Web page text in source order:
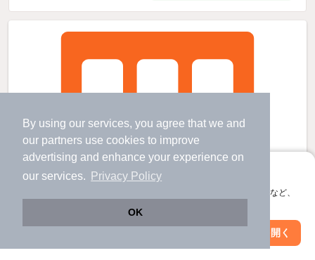
By using our services, you agree that we and
our partners use cookies to improve
advertising and enhance your experience on
our services.
Privacy Policy
OK
アプリに切り替えて、サクサクお部屋探し
会員登録なしですぐ使える。マップ検索やお気に入り保存など、
アプリを開く
絞り込み条件を変更